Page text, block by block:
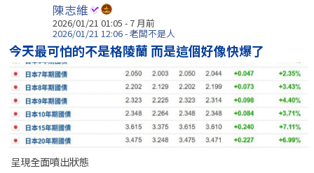
陳志維
2026/01/21 01:05 - 7 月前
2026/01/21 12:06 - 老闆不是人
今天最可怕的不是格陵蘭 而是這個好像快爆了
呈現全面噴出狀態